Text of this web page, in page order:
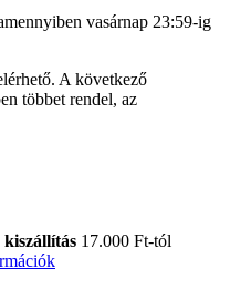
vasárnap 23:59-ig
A következő
többet rendel, az
17.000 Ft-tól